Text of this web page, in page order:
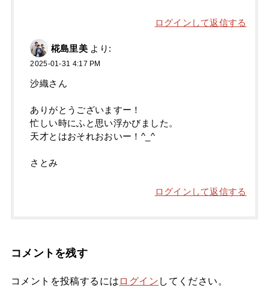
ログインして返信する
椛島里美 より:
2025-01-31 4:17 PM
沙織さん
ありがとうございますー！
忙しい時にふと思い浮かびました。
天才とはおそれおおいー！^_^
さとみ
ログインして返信する
コメントを残す
コメントを投稿するには ログイン してください。